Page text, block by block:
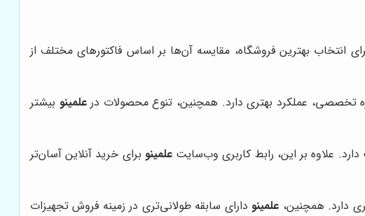
انتخاب بهترین فروشگاه، مقایسه آن‌ها بر اساس فاکتورهای مختلف از
تخصصی، عملکرد بهتری دارد. همچنین، تنوع محصولات درعلمینو بیشتر
علاوه بر این، رابط کاربری وب‌سایتعلمینو برای خرید آنلاین آسان‌تر
دارد. همچنین، علمینودارای سابقه طولانی‌تری در زمینه فروش تجهیزات